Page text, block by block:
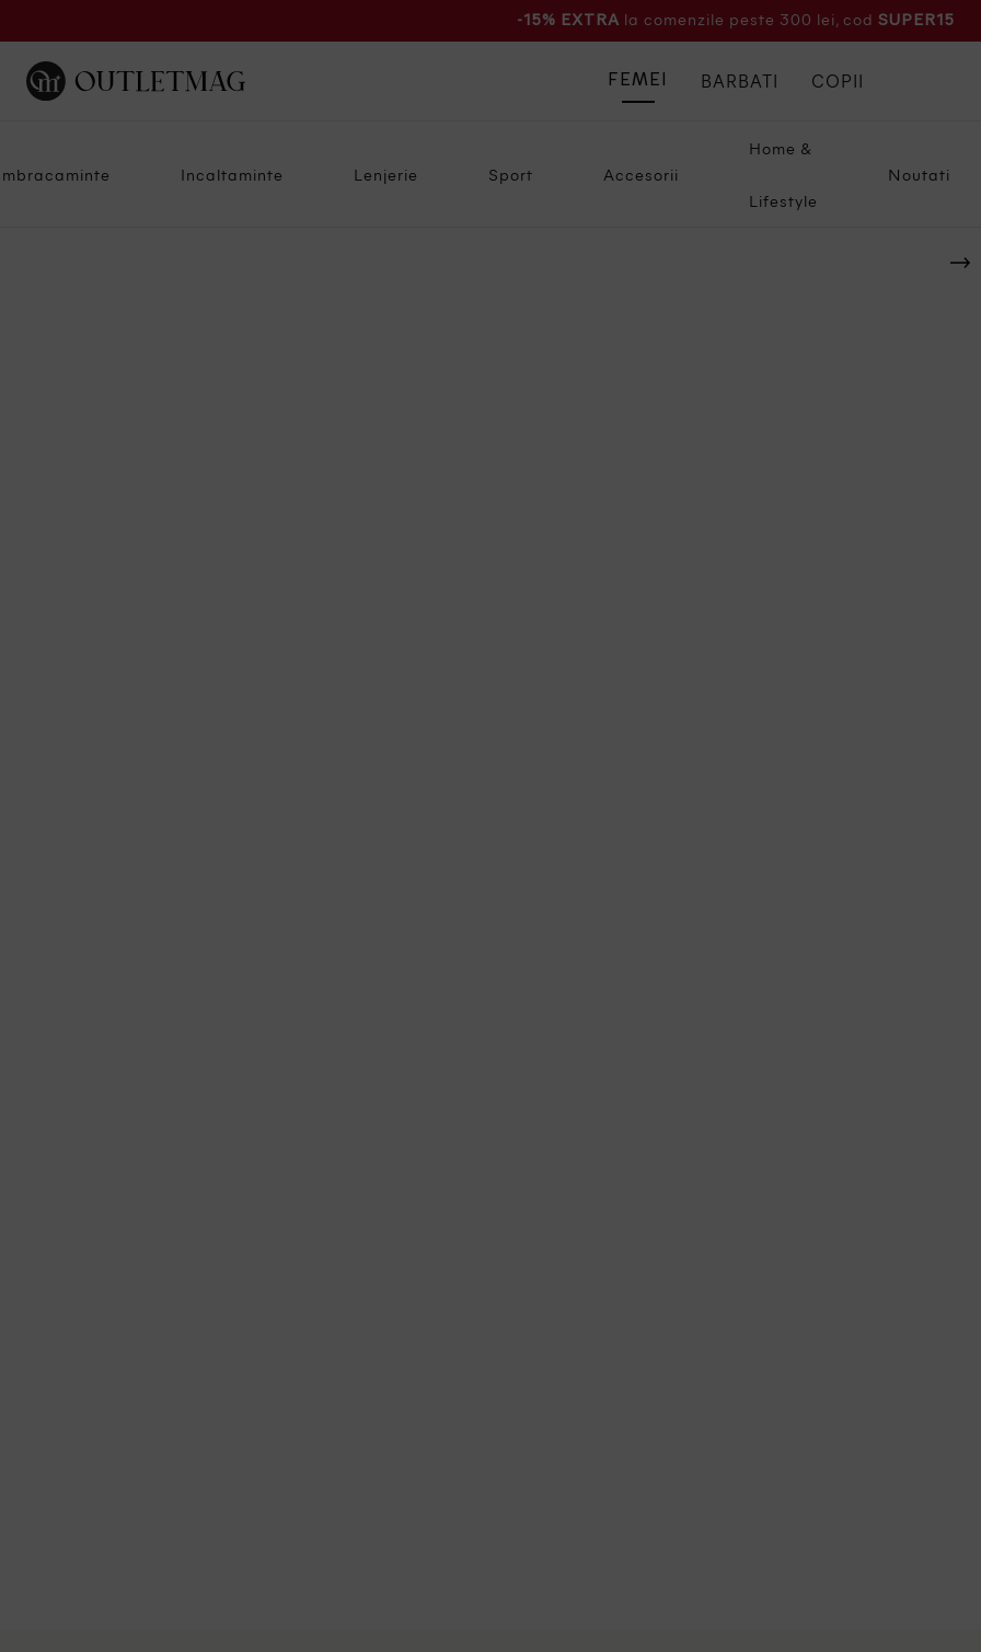
-15% EXTRA la comenzile peste 300 lei, cod SUPER15
Incaltaminte Lenjerie Sport Accesorii
Home &
Lifestyle
Noutati
FEMEI BARBATI COPII